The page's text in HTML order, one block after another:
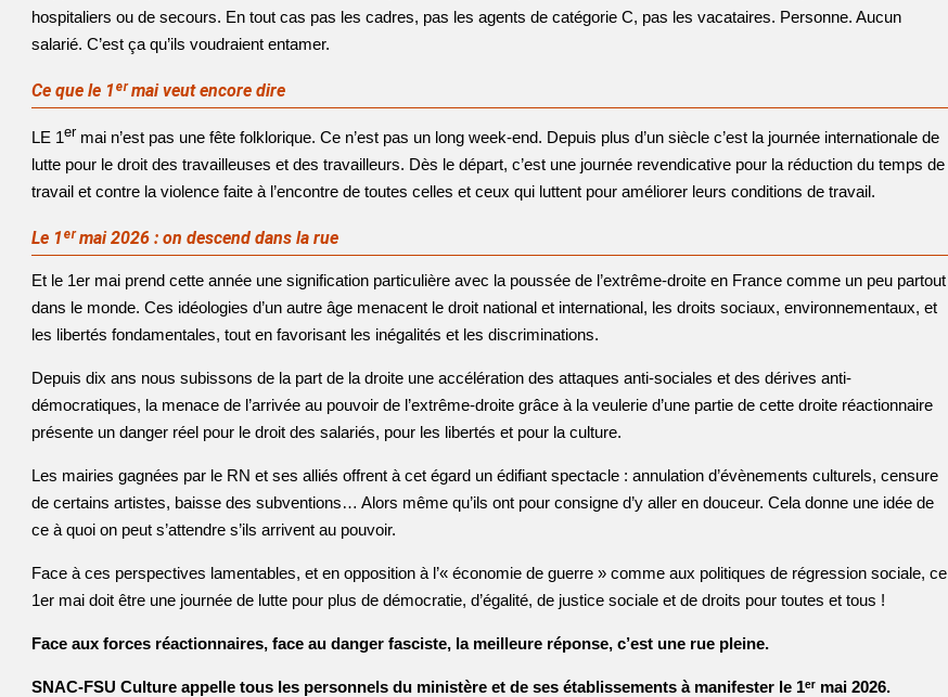
hospitaliers ou de secours. En tout cas pas les cadres, pas les agents de catégorie C, pas les vacataires. Personne. Aucun
salarié. C’est ça qu’ils voudraient entamer.
Ce que le 1ᵉʳmai veut encore dire
LE 1er mai n’est pas une fête folklorique. Ce n’est pas un long week-end. Depuis plus d’un siècle c’est la journée internationale de
lutte pour le droit des travailleuses et des travailleurs. Dès le départ, c’est une journée revendicative pour la réduction du temps de
travail et contre la violence faite à l’encontre de toutes celles et ceux qui luttent pour améliorer leurs conditions de travail.
Le 1ᵉʳmai 2026 : on descend dans la rue
Et le 1er mai prend cette année une signification particulière avec la poussée de l’extrême-droite en France comme un peu partout
dans le monde. Ces idéologies d’un autre âge menacent le droit national et international, les droits sociaux, environnementaux, et
les libertés fondamentales, tout en favorisant les inégalités et les discriminations.
Depuis dix ans nous subissons de la part de la droite une accélération des attaques anti-sociales et des dérives anti-
démocratiques, la menace de l’arrivée au pouvoir de l’extrême-droite grâce à la veulerie d’une partie de cette droite réactionnaire
présente un danger réel pour le droit des salariés, pour les libertés et pour la culture.
Les mairies gagnées par le RN et ses alliés offrent à cet égard un édifiant spectacle : annulation d’évènements culturels, censure
de certains artistes, baisse des subventions… Alors même qu’ils ont pour consigne d’y aller en douceur. Cela donne une idée de
ce à quoi on peut s’attendre s’ils arrivent au pouvoir.
Face à ces perspectives lamentables, et en opposition à l’« économie de guerre » comme aux politiques de régression sociale, ce
1er mai doit être une journée de lutte pour plus de démocratie, d’égalité, de justice sociale et de droits pour toutes et tous !
Face aux forces réactionnaires, face au danger fasciste, la meilleure réponse, c’est une rue pleine.
SNAC-FSU Culture appelle tous les personnels du ministère et de ses établissements à manifester le 1ᵉʳ mai 2026.